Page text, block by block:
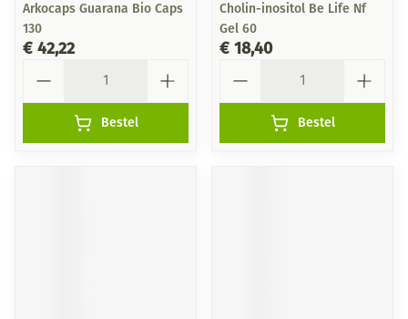
Arkocaps Guarana Bio Caps
130
€ 42,22
Bestel
Cholin-inositol Be Life Nf
Gel 60
€ 18,40
Bestel